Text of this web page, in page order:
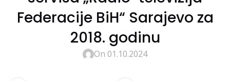
Federacije BiH“ Sarajevo za
2018. godinu
On 01.10.2024